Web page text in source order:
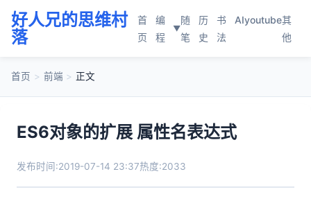
好人兄的思维村
落
首
页
编
程
▼
随
笔
历
史
书
法
AIyoutube其
他
首页 > 前端 > 正文
ES6对象的扩展 属性名表达式
发布时间:2019-07-14 23:37热度:2033